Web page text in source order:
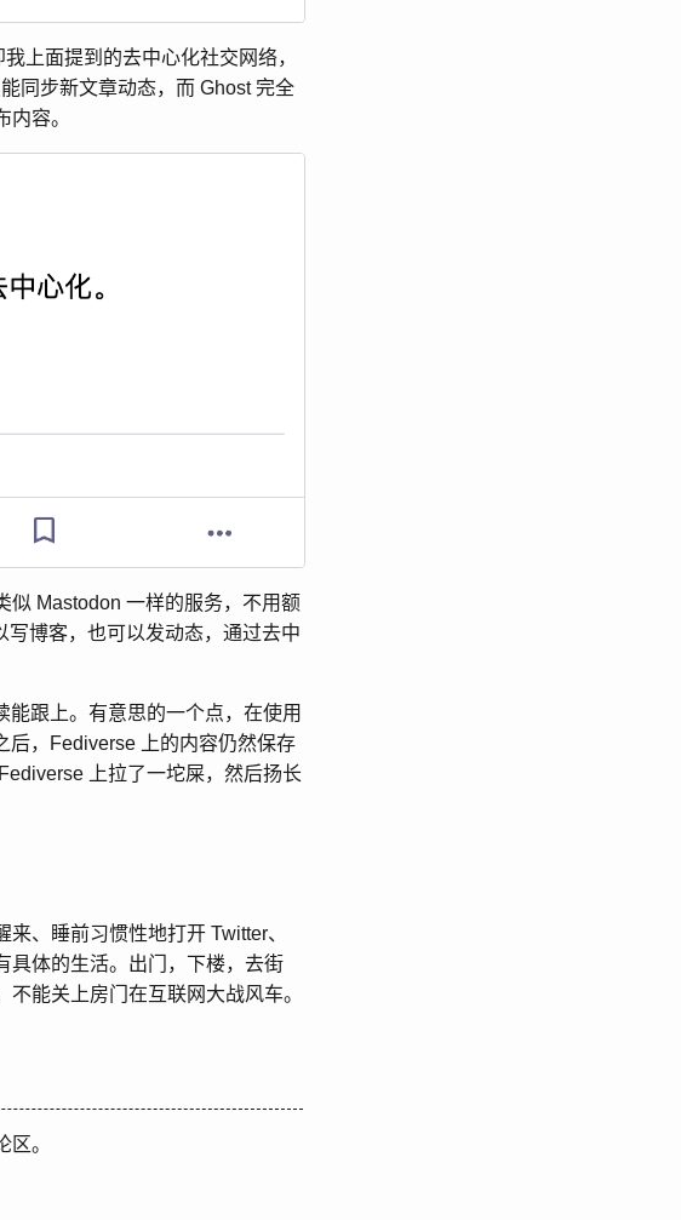
上面提到的去中心化社交网络，
同步新文章动态，而 Ghost 完全
容。
似 Mastodon 一样的服务，不用额
博客，也可以发动态，通过去中
能跟上。有意思的一个点，在使用
后，Fediverse 上的内容仍然保存
上拉了一坨屎，然后扬长
、睡前习惯性地打开 Twitter、
具体的生活。出门，下楼，去街
能关上房门在互联网大战风车。
。